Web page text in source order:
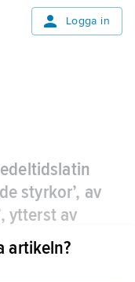
Logga in
styrkor’, av
ytterst av
artikeln?